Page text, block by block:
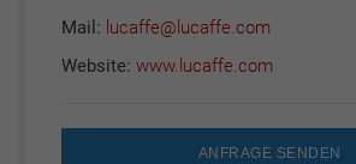
Mail: lucaffe@lucaffe.com
Website: www.lucaffe.com
ANFRAGE SENDEN